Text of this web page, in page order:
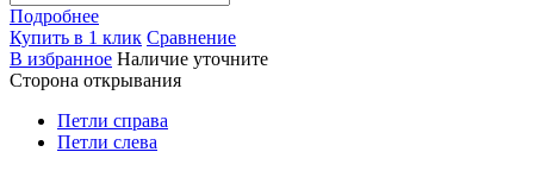
Подробнее
Купить в 1 клик Сравнение
В избранное Наличие уточните
Сторона открывания
Петли справа
Петли слева